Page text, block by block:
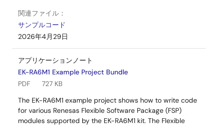
関連ファイル：
サンプルコード
2026年4月29日
アプリケーションノート
EK-RA6M1 Example Project Bundle
PDF
727 KB
The EK-RA6M1 example project shows how to write code
for various Renesas Flexible Software Package (FSP)
modules supported by the EK-RA6M1 kit. The Flexible